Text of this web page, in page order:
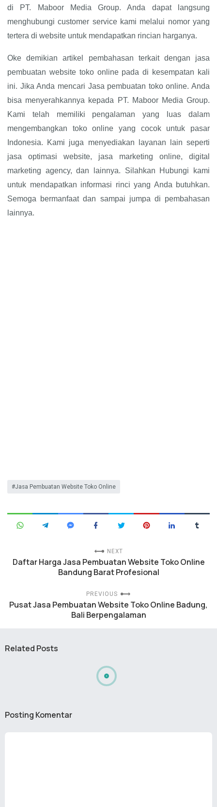
di PT. Maboor Media Group. Anda dapat langsung
menghubungi customer service kami melalui nomor yang
tertera di website untuk mendapatkan rincian harganya.
Oke demikian artikel pembahasan terkait dengan jasa
pembuatan website toko online pada di kesempatan kali
ini. Jika Anda mencari Jasa pembuatan toko online. Anda
bisa menyerahkannya kepada PT. Maboor Media Group.
Kami telah memiliki pengalaman yang luas dalam
mengembangkan toko online yang cocok untuk pasar
Indonesia. Kami juga menyediakan layanan lain seperti
jasa optimasi website, jasa marketing online, digital
marketing agency, dan lainnya. Silahkan Hubungi kami
untuk mendapatkan informasi rinci yang Anda butuhkan.
Semoga bermanfaat dan sampai jumpa di pembahasan
lainnya.
Jasa Pembuatan Website Toko Online
NEXT
Daftar Harga Jasa Pembuatan Website Toko Online
Bandung Barat Profesional
PREVIOUS
Pusat Jasa Pembuatan Website Toko Online Badung,
Bali Berpengalaman
Related Posts
Posting Komentar